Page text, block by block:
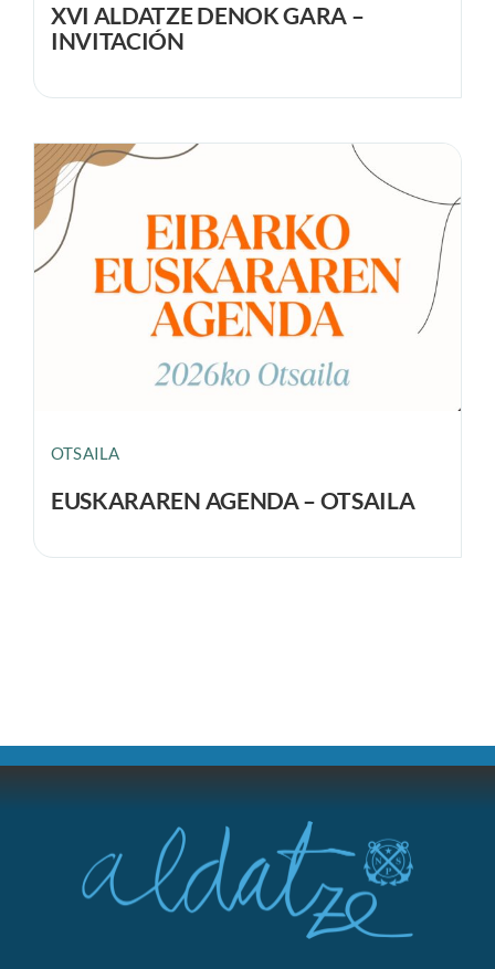
XVI ALDATZE DENOK GARA –
INVITACIÓN
EUSKARAREN AGENDA –
OTSAILA
OTSAILA
EUSKARAREN AGENDA – OTSAILA